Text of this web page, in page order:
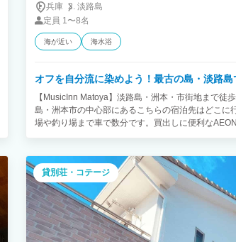
兵庫
淡路島
定員 1〜8名
海が近い 海水浴
オフを自分流に染めよう！最古の島・淡路
【MusicInn Matoya】淡路島・洲本・市街地まで
島・洲本市の中心部にあるこちらの宿泊先はどこ
場や釣り場まで車で数分です。買出しに便利な
貸別荘・コテージ